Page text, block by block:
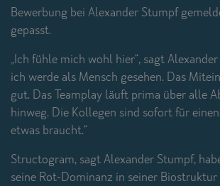
Bewerbung bei Alexander Stumpf
gepasst.
„Ich fühle mich wohl hier“, sagt
ich werde als Mensch gesehen. Das
gut. Das Teamplay läuft prima über alle
hinweg. Die Kollegen sind sofort für
etwas braucht.“
Structogram, sagt Alexander Stumpf,
seine Rot-Dominanz in seiner Biostruktur